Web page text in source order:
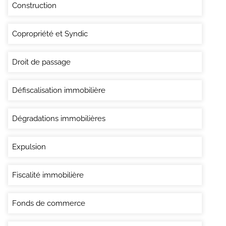
Construction
Copropriété et Syndic
Droit de passage
Défiscalisation immobilière
Dégradations immobilières
Expulsion
Fiscalité immobilière
Fonds de commerce